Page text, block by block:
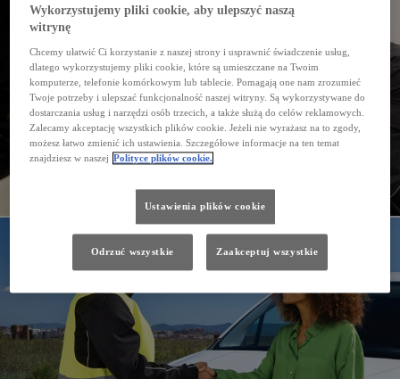
Wykorzystujemy pliki cookie, aby ulepszyć naszą
witrynę
Chcemy ułatwić Ci korzystanie z naszej strony i usprawnić świadczenie usług,
dlatego wykorzystujemy pliki cookie, które są umieszczane na Twoim
komputerze, telefonie komórkowym lub tablecie. Pomagają one nam zrozumieć
Twoje potrzeby i ulepszać funkcjonalność naszej witryny. Są wykorzystywane do
dostarczania usług i narzędzi osób trzecich, a także służą do celów reklamowych.
Zalecamy akceptację wszystkich plików cookie. Jeżeli nie wyrażasz na to zgody,
możesz łatwo zmienić ich ustawienia. Szczegółowe informacje na ten temat
znajdziesz w naszej Polityce plików cookie.
Ustawienia plików cookie
Odrzuć wszystkie Zaakceptuj wszystkie